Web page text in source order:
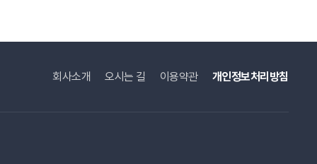
회사소개 오시는 길 이용약관 개인정보처리방침